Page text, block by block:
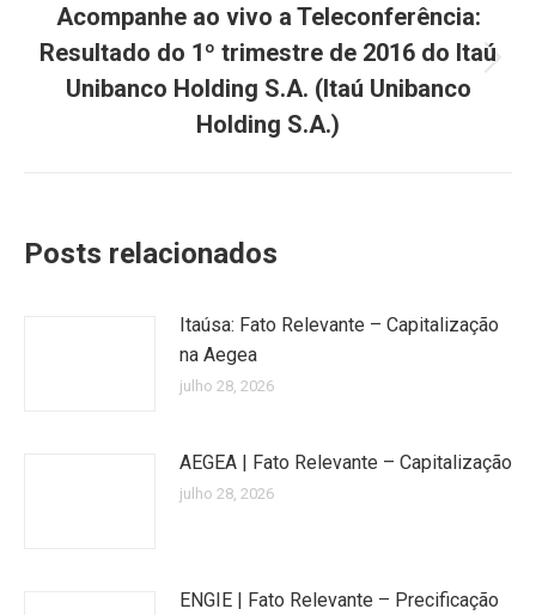
post:
Acompanhe ao vivo a Teleconferência:
Resultado do 1º trimestre de 2016 do Itaú
Unibanco Holding S.A. (Itaú Unibanco
Holding S.A.)
Posts relacionados
Itaúsa: Fato Relevante – Capitalização
na Aegea
julho 28, 2026
AEGEA | Fato Relevante – Capitalização
julho 28, 2026
ENGIE | Fato Relevante – Precificação